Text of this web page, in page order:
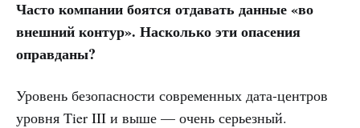
Часто компании боятся отдавать данные «во
внешний контур». Насколько эти опасения
оправданы?
Уровень безопасности современных дата-центров
уровня Tier III и выше — очень серьезный.